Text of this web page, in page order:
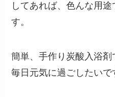
してあれば、色んな用
す。
簡単、手作り炭酸入浴
毎日元気に過ごしたいで